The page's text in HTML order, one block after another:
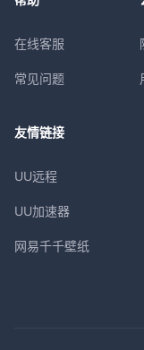
在线客服
常见问题
友情链接
UU远程
UU加速器
网易千千壁纸